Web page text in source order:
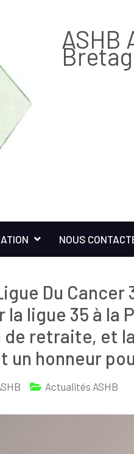
ASHB
NOUS
Du
la ligue 35 à
de retraite, et
un honneur
Actualités ASHB